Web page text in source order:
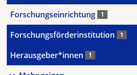
Forschungseinrichtung 1
Forschungsförderinstitution 1
Herausgeber*innen 1